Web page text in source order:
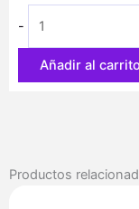
-
Añadir al carrito
Productos